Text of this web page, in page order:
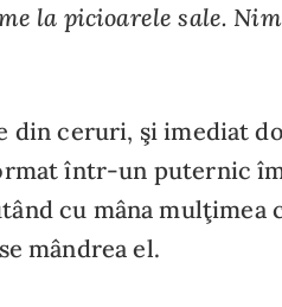
la picioarele sale.
din ceruri, şi imediat
într-un puternic
cu mâna mulţimea
mândrea el.